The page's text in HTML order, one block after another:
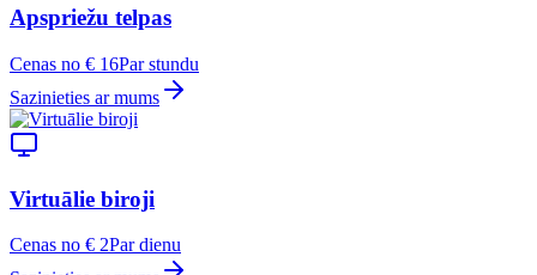
Apspriežu telpas
Cenas no € 16Par stundu
Sazinieties ar mums
Virtuālie biroji
Cenas no € 2Par dienu